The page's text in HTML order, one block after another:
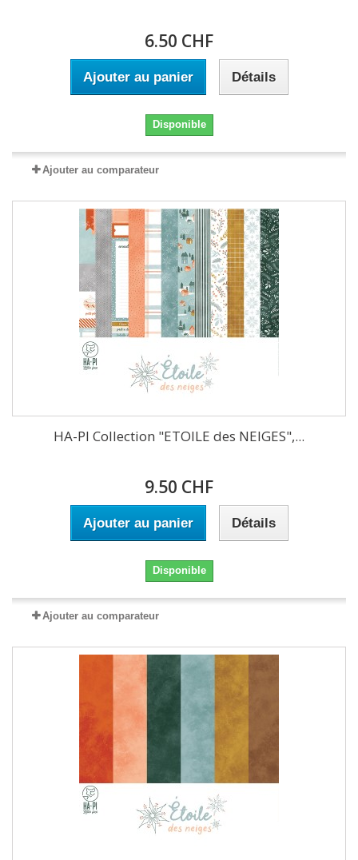
6.50 CHF
Ajouter au panier Détails
Disponible
Ajouter au comparateur
HA-PI Collection "ETOILE des NEIGES",...
9.50 CHF
Ajouter au panier Détails
Disponible
Ajouter au comparateur